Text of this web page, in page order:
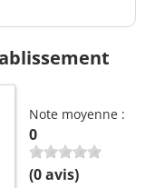
Note moyenne :
0
(0avis)